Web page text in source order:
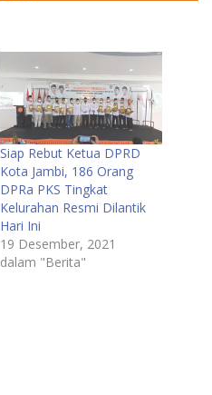
Siap Rebut Ketua DPRD
Kota Jambi, 186 Orang
DPRa PKS Tingkat
Kelurahan Resmi Dilantik
Hari Ini
19 Desember, 2021
dalam "Berita"